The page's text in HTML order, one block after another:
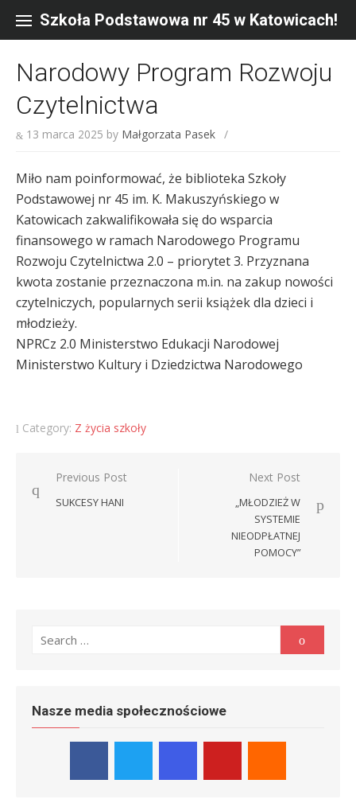
content
Szkoła Podstawowa nr 45 w Katowicach!
Narodowy Program Rozwoju
Czytelnictwa
13 marca 2025 by Małgorzata Pasek /
Miło nam poinformować, że biblioteka Szkoły
Podstawowej nr 45 im. K. Makuszyńskiego w
Katowicach zakwalifikowała się do wsparcia
finansowego w ramach Narodowego Programu
Rozwoju Czytelnictwa 2.0 – priorytet 3. Przyznana
kwota zostanie przeznaczona m.in. na zakup nowości
czytelniczych, popularnych serii książek dla dzieci i
młodzieży.
NPRCz 2.0 Ministerstwo Edukacji Narodowej
Ministerstwo Kultury i Dziedzictwa Narodowego
Category: Z życia szkoły
Nawigacja
wpisu
Previous Post
SUKCESY HANI
Next Post
„MŁODZIEŻ W
SYSTEMIE
NIEODPŁATNEJ
POMOCY”
for:
Nasze media społecznościowe